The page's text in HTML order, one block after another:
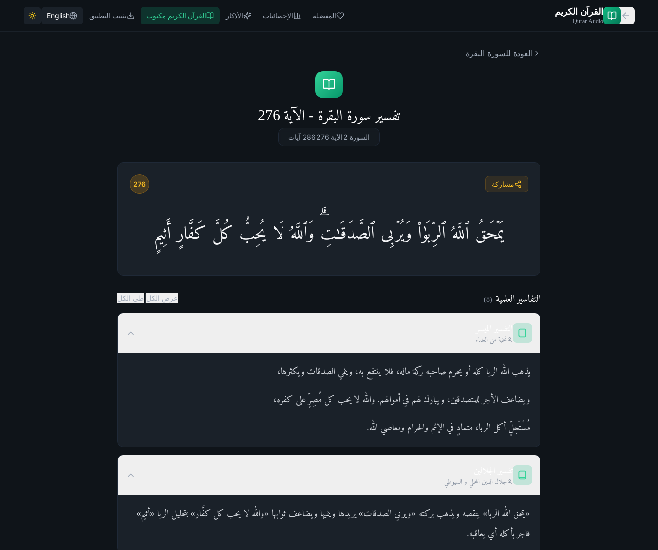
القرآن الكريم
Quran Audio
المفضلة الإحصائيات الأذكار القرآن الكريم مكتوب تثبيت التطبيق English
العودة للسورة البقرة
تفسير سورة البقرة - الآية 276
السورة 2 الآية 276 286 آيات
مشاركة 276
یَمۡحَقُ ٱللَّهُ ٱلرِّبَوٰا۟ وَیُرۡبِی ٱلصَّدَقَـٰتِۗ وَٱللَّهُ لَا یُحِبُّ كُلَّ كَفَّارٍ أَثِیمٍ
التفاسير العلمية (
8
) عرض الكل طي الكل
نخبة من العلماء
يذهب الله الربا كله أو يحرم صاحبه بركة ماله، فلا ينتفع به، وينمي الصدقات ويكثرها،
ويضاعف الأجر للمتصدقين، ويبارك لهم في أموالهم. والله لا يحب كل مُصِرٍّ على كفره،
مُسْتَحِلٍّ أكل الربا، متمادٍ في الإثم والحرام ومعاصي الله.
جلال الدين المحلي و السيوطي
«يمحق الله الربا» ينقصه ويذهب بركته «ويربي الصدقات» يزيدها وينميها ويضاعف ثوابها «والله لا يحب كل كفَّار» بتحليل الربا «أثيم»
فاجر بأكله أي يعاقبه.